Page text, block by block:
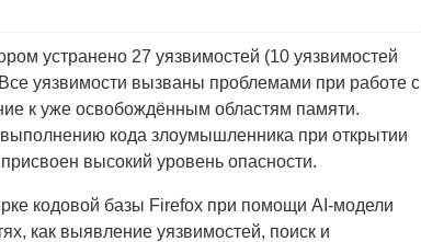
устранено 27 уязвимостей (10 уязвимостей
уязвимости вызваны проблемами при работе с
к уже освобождённым областям памяти.
кода злоумышленника при открытии
высокий уровень опасности.
кодовой базы Firefox при помощи AI-модели
как выявление уязвимостей, поиск и